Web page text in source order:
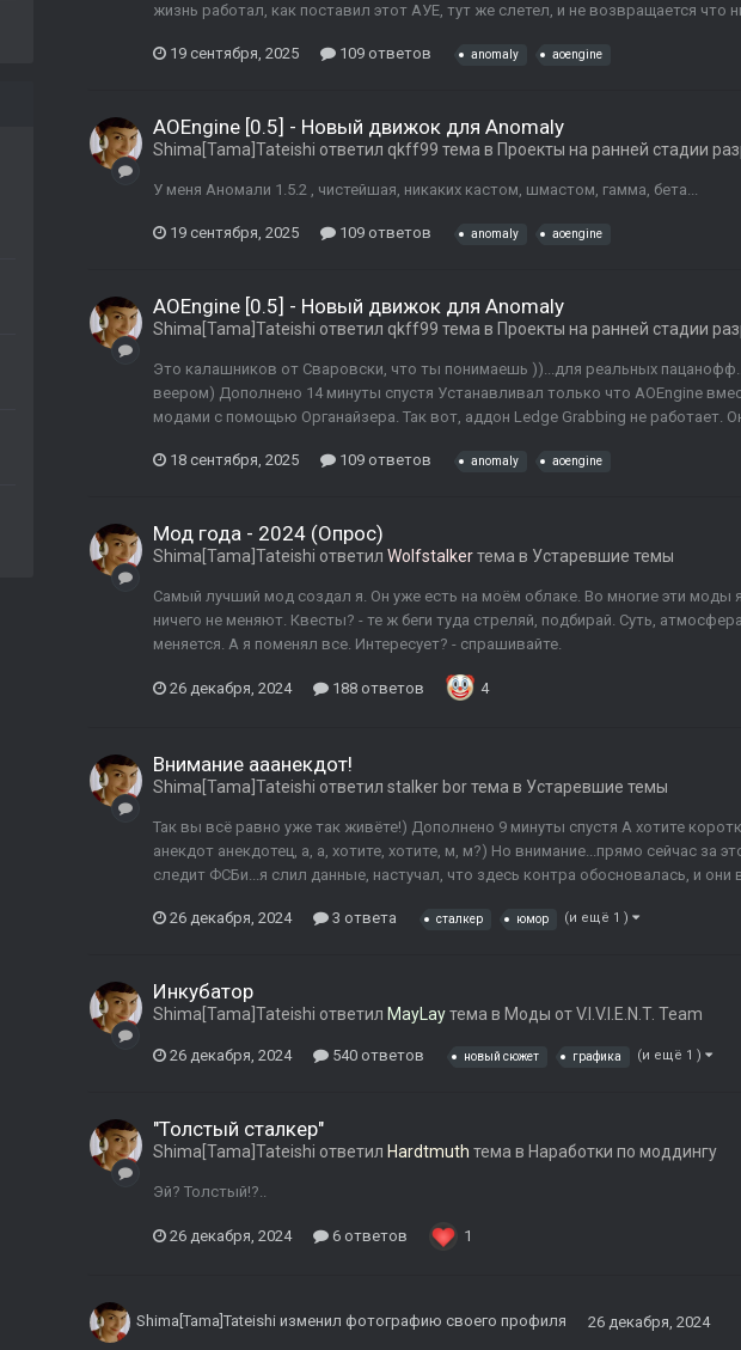
жизнь работал, как поставил этот АУЕ, тут же слетел, и не возвращается что
19 сентября, 2025 109 ответов anomaly aoengine
AOEngine [0.5] - Новый движок для Anomaly
Shima[Tama]Tateishi ответил qkff99 тема в Проекты на ранней стадии
У меня Аномали 1.5.2 , чистейшая, никаких кастом, шмастом, гамма, бета...
19 сентября, 2025 109 ответов anomaly aoengine
AOEngine [0.5] - Новый движок для Anomaly
Shima[Tama]Tateishi ответил qkff99 тема в Проекты на ранней стадии
Это калашников от Сваровски, что ты понимаешь ))...для реальных
веером) Дополнено 14 минуты спустя Устанавливал только что AOEngine
модами с помощью Органайзера. Так вот, аддон Ledge Grabbing не работает.
18 сентября, 2025 109 ответов anomaly aoengine
Мод года - 2024 (Опрос)
Shima[Tama]Tateishi ответил Wolfstalkerтема в Устаревшие темы
Самый лучший мод создал я. Он уже есть на моём облаке. Во многие эти моды
ничего не меняют. Квесты? - те ж беги туда стреляй, подбирай. Суть,
меняется. А я поменял все. Интересует? - спрашивайте.
26 декабря, 2024 188 ответов 4
Внимание ааанекдот!
Shima[Tama]Tateishi ответил stalker borтема в Устаревшие темы
Так вы всё равно уже так живёте!) Дополнено 9 минуты спустя А хотите
анекдот анекдотец, а, а, хотите, хотите, м, м?) Но внимание...прямо сейчас за
следит ФСБи...я слил данные, настучал, что здесь контра обосновалась, и они
26 декабря, 2024 3 ответа сталкер юмор (и ещё 1 )
Инкубатор
Shima[Tama]Tateishi ответил MayLayтема в Моды от V.I.V.I.E.N.T. Team
26 декабря, 2024 540 ответов новый сюжет графика (и ещё 1 )
"Толстый сталкер"
Shima[Tama]Tateishi ответил Hardtmuth тема в Наработки по моддингу
Эй? Толстый!?..
26 декабря, 2024 6 ответов 1
Shima[Tama]Tateishi изменил фотографию своего профиля 26 декабря, 2024